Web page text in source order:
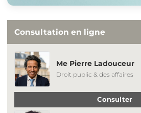
Consultation en ligne
Me Pierre Ladouceur
Droit public & des affaires
Consulter